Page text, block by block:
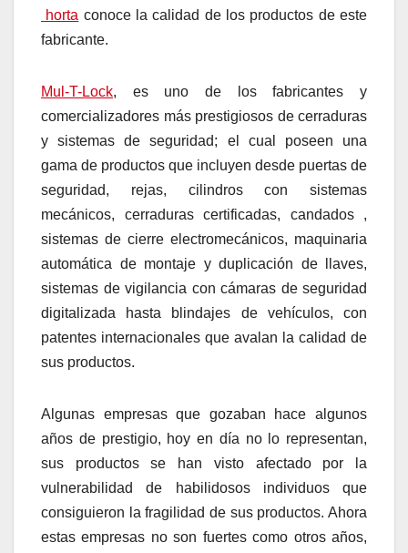
horta conoce la calidad de los productos de este
fabricante.
Mul-T-Lock, es uno de los fabricantes y
comercializadores más prestigiosos de cerraduras
y sistemas de seguridad; el cual poseen una
gama de productos que incluyen desde puertas de
seguridad, rejas, cilindros con sistemas
mecánicos, cerraduras certificadas, candados ,
sistemas de cierre electromecánicos, maquinaria
automática de montaje y duplicación de llaves,
sistemas de vigilancia con cámaras de seguridad
digitalizada hasta blindajes de vehículos, con
patentes internacionales que avalan la calidad de
sus productos.
Algunas empresas que gozaban hace algunos
años de prestigio, hoy en día no lo representan,
sus productos se han visto afectado por la
vulnerabilidad de habilidosos individuos que
consiguieron la fragilidad de sus productos. Ahora
estas empresas no son fuertes como otros años,